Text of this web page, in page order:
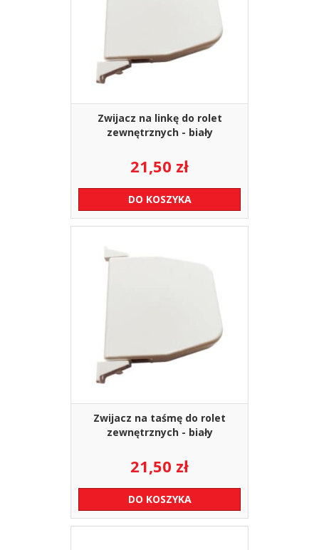
Zwijacz na linkę do rolet
zewnętrznych - biały
21,50 zł
DO KOSZYKA
Zwijacz na taśmę do rolet
zewnętrznych - biały
21,50 zł
DO KOSZYKA